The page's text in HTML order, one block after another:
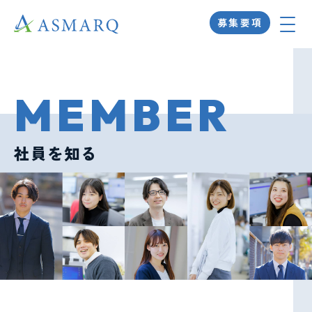
募集要項
ホーム
MESSAGE
代表挨拶
NUMBER
数字で知る
BUSINESS
事業を知る
MEMBER
社員を知る